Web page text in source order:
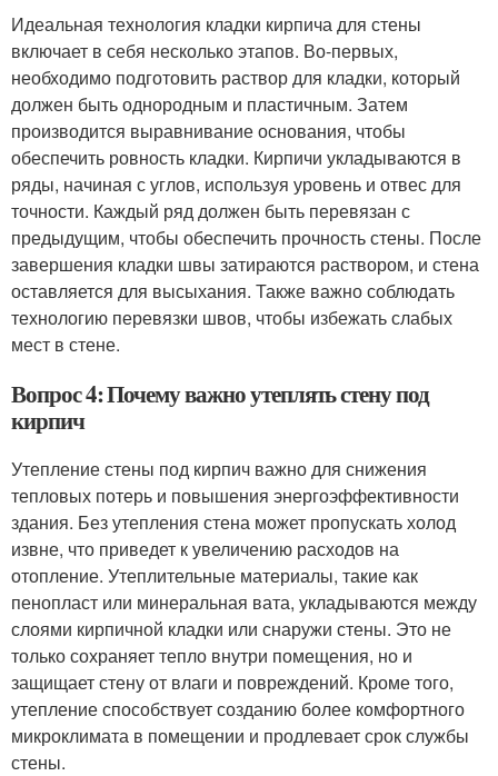
Идеальная технология кладки кирпича для стены
включает в себя несколько этапов. Во-первых,
необходимо подготовить раствор для кладки, который
должен быть однородным и пластичным. Затем
производится выравнивание основания, чтобы
обеспечить ровность кладки. Кирпичи укладываются в
ряды, начиная с углов, используя уровень и отвес для
точности. Каждый ряд должен быть перевязан с
предыдущим, чтобы обеспечить прочность стены. После
завершения кладки швы затираются раствором, и стена
оставляется для высыхания. Также важно соблюдать
технологию перевязки швов, чтобы избежать слабых
мест в стене.
Вопрос 4: Почему важно утеплять стену под
кирпич
Утепление стены под кирпич важно для снижения
тепловых потерь и повышения энергоэффективности
здания. Без утепления стена может пропускать холод
извне, что приведет к увеличению расходов на
отопление. Утеплительные материалы, такие как
пенопласт или минеральная вата, укладываются между
слоями кирпичной кладки или снаружи стены. Это не
только сохраняет тепло внутри помещения, но и
защищает стену от влаги и повреждений. Кроме того,
утепление способствует созданию более комфортного
микроклимата в помещении и продлевает срок службы
стены.